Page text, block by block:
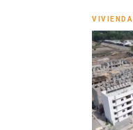
VIVIENDA